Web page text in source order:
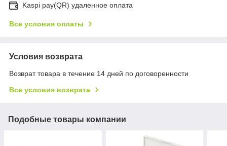
Kaspi pay(QR) удаленное оплата
Все условия оплаты
Условия возврата
Возврат товара в течение 14 дней по договоренности
Все условия возврата
Подобные товары компании